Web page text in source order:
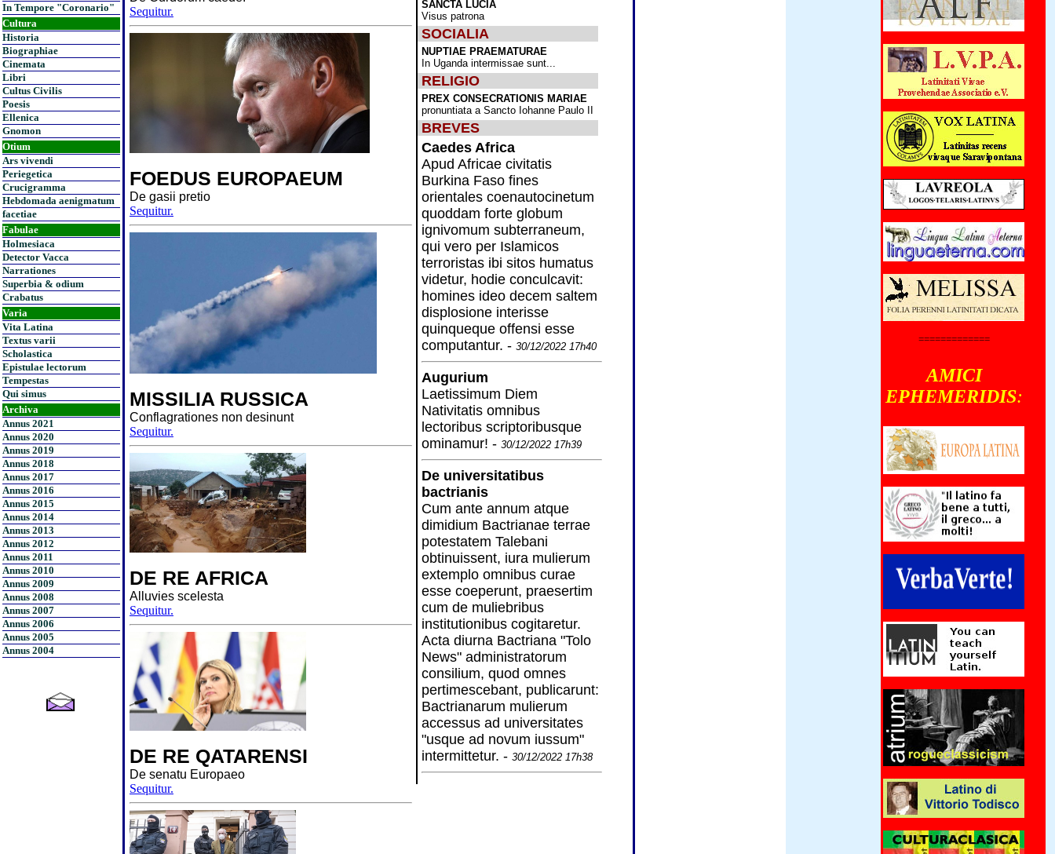
In Tempore "Coronario"
Cultura
Historia
Biographiae
Cinemata
Libri
Cultus Civilis
Poesis
Ellenica
Gnomon
Otium
Ars vivendi
Periegetica
Crucigramma
Hebdomada aenigmatum
facetiae
Fabulae
Holmesiaca
Detector Vacca
Narrationes
Superbia & odium
Crabatus
Varia
Vita Latina
Textus varii
Scholastica
Epistulae lectorum
Tempestas
Qui simus
Archiva
Annus 2021
Annus 2020
Annus 2019
Annus 2018
Annus 2017
Annus 2016
Annus 2015
Annus 2014
Annus 2013
Annus 2012
Annus 2011
Annus 2010
Annus 2009
Annus 2008
Annus 2007
Annus 2006
Annus 2005
Annus 2004
Sequitur.
FOEDUS EUROPAEUM
De gasii pretio
Sequitur.
MISSILIA RUSSICA
Conflagrationes non desinunt
Sequitur.
DE RE AFRICA
Alluvies scelesta
Sequitur.
DE RE QATARENSI
De senatu Europaeo
Sequitur.
SANCTA LUCIA
Visus patrona
SOCIALIA
NUPTIAE PRAEMATURAE
In Uganda intermissae sunt...
RELIGIO
PREX CONSECRATIONIS MARIAE
pronuntiata a Sancto Iohanne Paulo II
BREVES
Caedes Africa
Apud Africae civitatis
Burkina Faso fines
orientales coenautocinetum
quoddam forte globum
ignivomum subterraneum,
qui vero per Islamicos
terroristas ibi sitos humatus
videtur, hodie conculcavit:
homines ideo decem saltem
displosione interisse
quinqueque offensi esse
computantur. - 30/12/2022 17h40
Augurium
Laetissimum Diem
Nativitatis omnibus
lectoribus scriptoribusque
ominamur! - 30/12/2022 17h39
De universitatibus
bactrianis
Cum ante annum atque
dimidium Bactrianae terrae
potestatem Talebani
obtinuissent, iura mulierum
extemplo omnibus curae
esse coeperunt, praesertim
cum de muliebribus
institutionibus cogitaretur.
Acta diurna Bactriana "Tolo
News" administratorum
consilium, quod omnes
pertimescebant, publicarunt:
Bactrianarum mulierum
accessus ad universitates
"usque ad novum iussum"
intermittetur. - 30/12/2022 17h38
=============
AMICI
EPHEMERIDIS: